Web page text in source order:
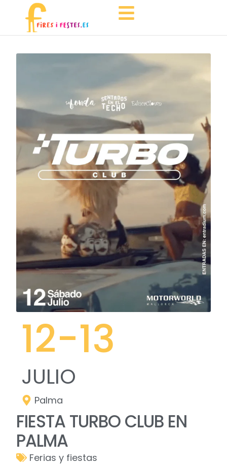
12-13
JULIO
Palma
FIESTA TURBO CLUB EN
PALMA
Ferias y fiestas